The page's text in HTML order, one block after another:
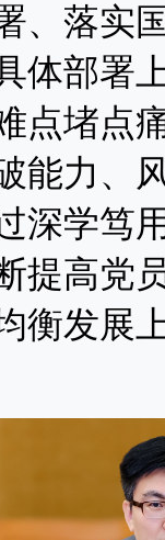
、落实
体部署
点堵点
能力、
深学笃
提高党
衡发展